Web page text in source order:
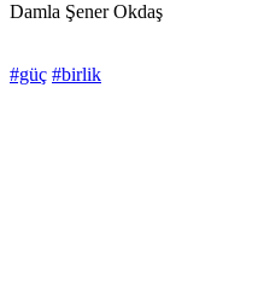
Damla Şener Okdaş
#güç #birlik